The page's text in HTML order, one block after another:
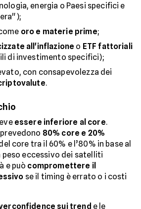
energia o Paesi specifici e
oro e materie prime;
all'inflazione o ETF fattoriali
di investimento specifici);
con consapevolezza dei
.
essere inferiore al core.
80% core e 20%
core tra il 60% e l’80% in base al
peso eccessivo dei satelliti
e può compromettere il
se il timing è errato o i costi
sui trend e le